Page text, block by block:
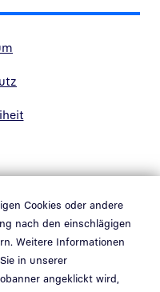
Cookies oder andere
nach den einschlägigen
Weitere Informationen
in unserer
angeklickt wird,
system